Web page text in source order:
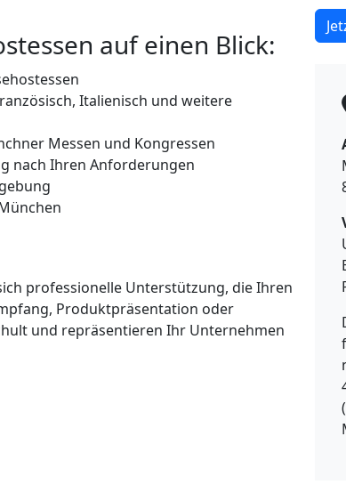
auf einen Blick:
Italienisch und weitere
Messen und Kongressen
nach Ihren Anforderungen
professionelle Unterstützung, die Ihren
Produktpräsentation oder
und repräsentieren Ihr Unternehmen